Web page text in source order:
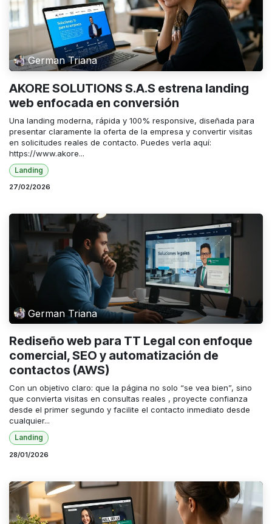
German Triana
AKORE SOLUTIONS S.A.S estrena landing
web enfocada en conversión
Una landing moderna, rápida y 100% responsive, diseñada para
presentar claramente la oferta de la empresa y convertir visitas
en solicitudes reales de contacto. Puedes verla aquí:
https://www.akore...
Landing
27/02/2026
German Triana
Rediseño web para TT Legal con enfoque
comercial, SEO y automatización de
contactos (AWS)
Con un objetivo claro: que la página no solo “se vea bien”, sino
que convierta visitas en consultas reales , proyecte confianza
desde el primer segundo y facilite el contacto inmediato desde
cualquier...
Landing
28/01/2026